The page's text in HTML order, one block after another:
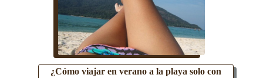
¿Cómo viajar en verano a la playa solo con